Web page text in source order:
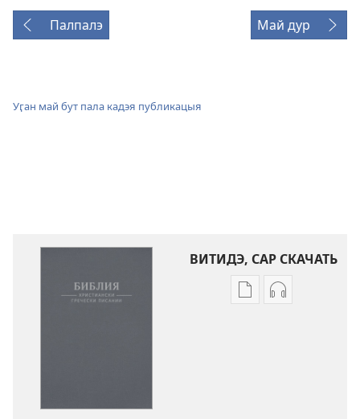
Палпалэ Май дур
Уӷан май бут пала кадэя публикацыя
ВИТИДЭ, САР СКАЧАТЬ
СкачайСкачай